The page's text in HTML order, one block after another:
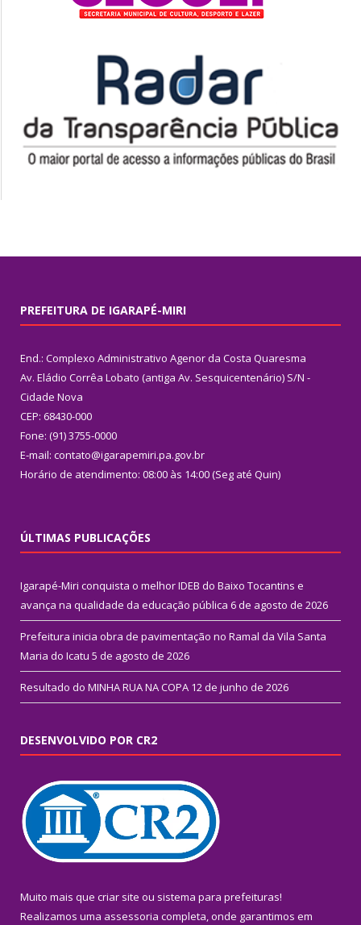
PREFEITURA DE IGARAPÉ-MIRI
End.: Complexo Administrativo Agenor da Costa Quaresma
Av. Eládio Corrêa Lobato (antiga Av. Sesquicentenário) S/N -
Cidade Nova
CEP: 68430-000
Fone: (91) 3755-0000
E-mail: contato@igarapemiri.pa.gov.br
Horário de atendimento: 08:00 às 14:00 (Seg até Quin)
ÚLTIMAS PUBLICAÇÕES
Igarapé-Miri conquista o melhor IDEB do Baixo Tocantins e
avança na qualidade da educação pública 6 de agosto de 2026
Prefeitura inicia obra de pavimentação no Ramal da Vila Santa
Maria do Icatu 5 de agosto de 2026
Resultado do MINHA RUA NA COPA 12 de junho de 2026
DESENVOLVIDO POR CR2
Muito mais que criar site ou sistema para prefeituras!
Realizamos uma assessoria completa, onde garantimos em